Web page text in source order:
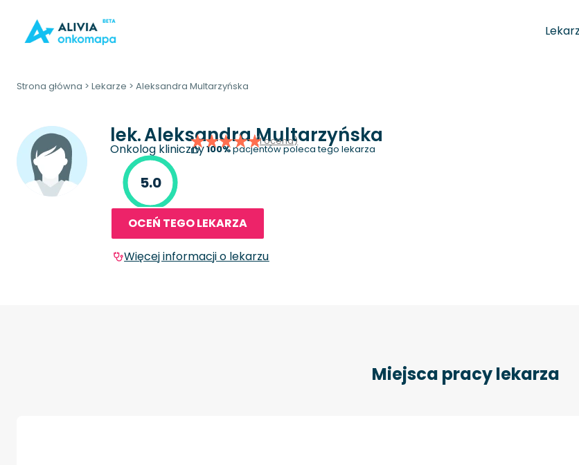
Strona główna > Lekarze > Aleksandra Multarzyńska
lek.Aleksandra Multarzyńska
Onkolog kliniczny
5.0
(1 ocena)
100%pacjentów poleca tego lekarza
OCEŃ TEGO LEKARZA
Więcej informacji o lekarzu
Miejsca pracy lekarza